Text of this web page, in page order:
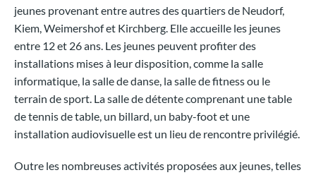
jeunes provenant entre autres des quartiers de Neudorf,
Kiem, Weimershof et Kirchberg. Elle accueille les jeunes
entre 12 et 26 ans. Les jeunes peuvent profiter des
installations mises à leur disposition, comme la salle
informatique, la salle de danse, la salle de fitness ou le
terrain de sport. La salle de détente comprenant une table
de tennis de table, un billard, un baby-foot et une
installation audiovisuelle est un lieu de rencontre privilégié.
Outre les nombreuses activités proposées aux jeunes, telles